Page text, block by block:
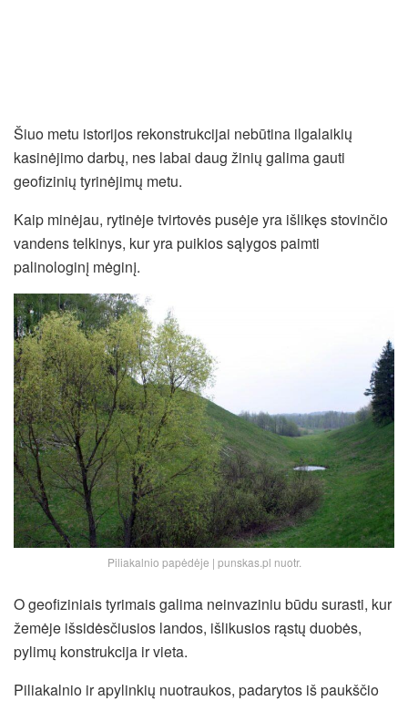
Šiuo metu istorijos rekonstrukcijai nebūtina ilgalaikių
kasinėjimo darbų, nes labai daug žinių galima gauti
geofizinių tyrinėjimų metu.
Kaip minėjau, rytinėje tvirtovės pusėje yra išlikęs stovinčio
vandens telkinys, kur yra puikios sąlygos paimti
palinologinį mėginį.
Piliakalnio papėdėje | punskas.pl nuotr.
O geofiziniais tyrimais galima neinvaziniu būdu surasti, kur
žemėje išsidėsčiusios landos, išlikusios rąstų duobės,
pylimų konstrukcija ir vieta.
Piliakalnio ir apylinkių nuotraukos, padarytos iš paukščio